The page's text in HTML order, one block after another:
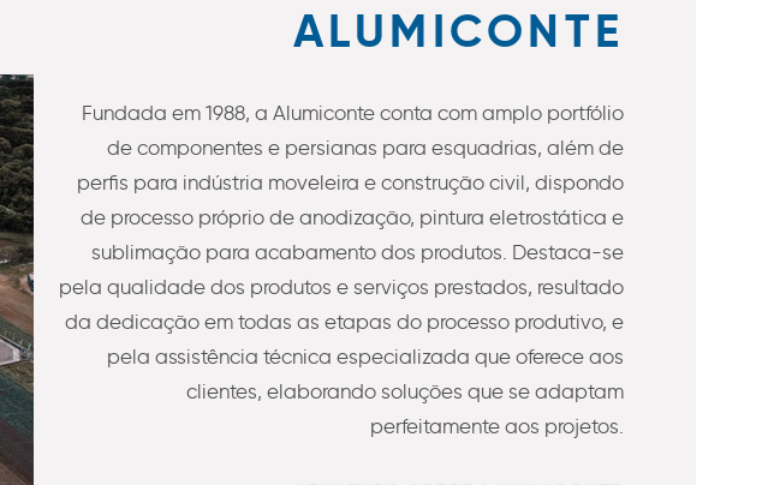
ALUMICONTE
Fundada em 1988, a Alumiconte conta com amplo portfólio
de componentes e persianas para esquadrias, além de
perfis para indústria moveleira e construção civil, dispondo
de processo próprio de anodização, pintura eletrostática e
sublimação para acabamento dos produtos. Destaca-se
pela qualidade dos produtos e serviços prestados, resultado
da dedicação em todas as etapas do processo produtivo, e
pela assistência técnica especializada que oferece aos
clientes, elaborando soluções que se adaptam
perfeitamente aos projetos.